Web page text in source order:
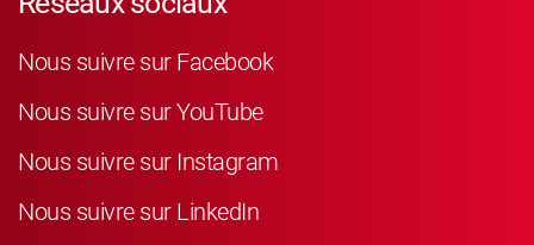
Nous suivre sur Facebook
Nous suivre sur YouTube
Nous suivre sur Instagram
Nous suivre sur LinkedIn